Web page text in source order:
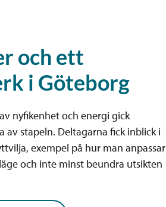
och ett
i Göteborg
nyfikenhet och energi gick
av stapeln. Deltagarna fick inblick i
exempel på hur man anpassar
och inte minst beundra utsikten